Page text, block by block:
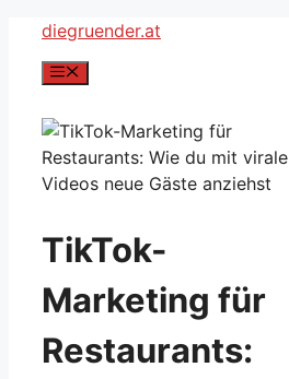
Zum
Inhalt
springen
diegruender.at
Menü
TikTok-
Marketing für
Restaurants: